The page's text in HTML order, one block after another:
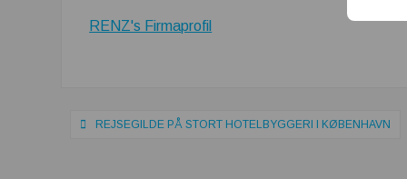
RENZ's Firmaprofil
Indlægsnavigation
REJSEGILDE PÅ STORT HOTELBYGGERI I KØBENHAVN